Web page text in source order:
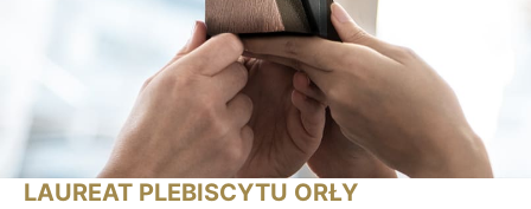
LAUREAT PLEBISCYTU ORŁY